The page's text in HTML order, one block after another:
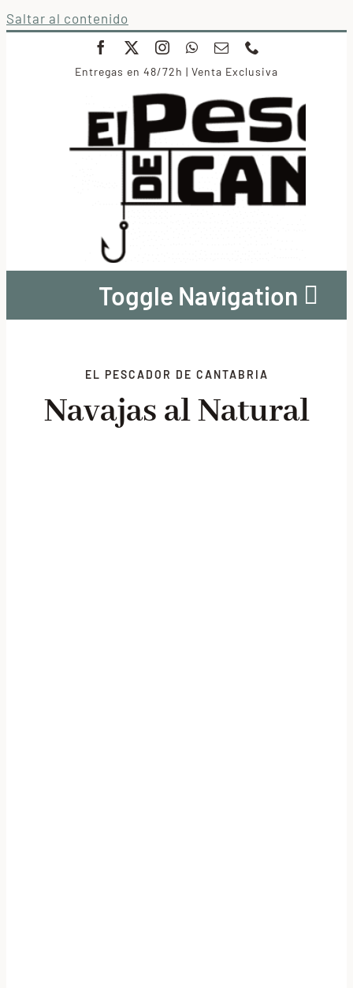
Saltar al contenido
Entregas en 48/72h | Venta Exclusiva
Toggle Navigation
Lotes promocionales
Nosotros
EL PESCADOR DE CANTABRIA
Navajas al Natural